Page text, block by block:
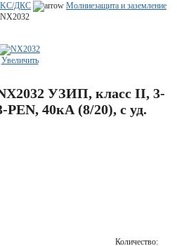
ДКС
Молниезащита и заземление
NX2032
Увеличить
УЗИП, класс II, 3-
40кА (8/20), с уд.
Количество: